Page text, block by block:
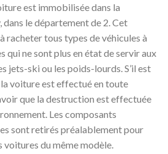
est immobilisée dans la
dans le département de 2. Cet
racheter tous types de véhicules à
qui ne sont plus en état de servir aux
jets-ski ou les poids-lourds. S’il est
la voiture est effectué en toute
que la destruction est effectuée
Les composants
sont retirés préalablement pour
voitures du même modèle.